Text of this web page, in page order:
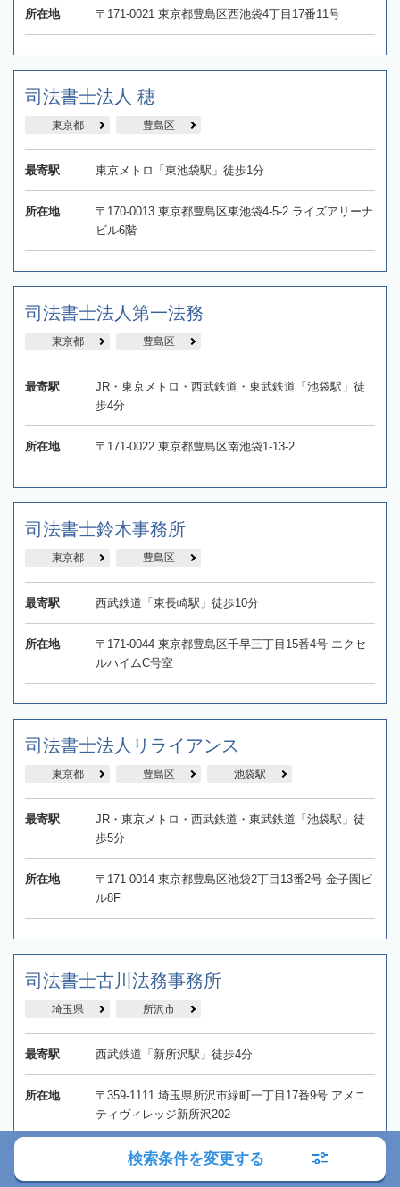
所在地 〒171-0021 東京都豊島区西池袋4丁目17番11号
司法書士法人 穂
東京都 豊島区
最寄駅 東京メトロ「東池袋駅」徒歩1分
所在地
〒170-0013 東京都豊島区東池袋4-5-2 ライズアリーナ
ビル6階
司法書士法人第一法務
東京都 豊島区
最寄駅
JR・東京メトロ・西武鉄道・東武鉄道「池袋駅」徒
歩4分
所在地 〒171-0022 東京都豊島区南池袋1-13-2
司法書士鈴木事務所
東京都 豊島区
最寄駅 西武鉄道「東長崎駅」徒歩10分
所在地
〒171-0044 東京都豊島区千早三丁目15番4号 エクセ
ルハイムC号室
司法書士法人リライアンス
東京都 豊島区 池袋駅
最寄駅
JR・東京メトロ・西武鉄道・東武鉄道「池袋駅」徒
歩5分
所在地
〒171-0014 東京都豊島区池袋2丁目13番2号 金子園ビ
ル8F
司法書士古川法務事務所
埼玉県 所沢市
最寄駅 西武鉄道「新所沢駅」徒歩4分
所在地
〒359-1111 埼玉県所沢市緑町一丁目17番9号 アメニ
ティヴィレッジ新所沢202
検索条件を変更する